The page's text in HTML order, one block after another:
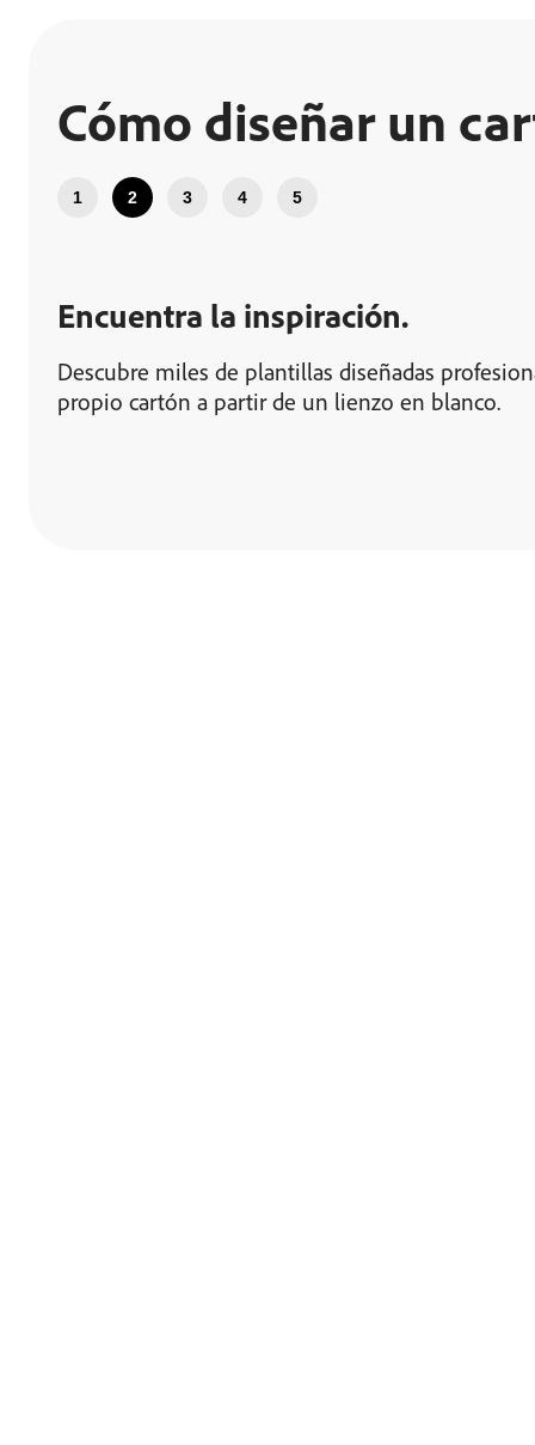
Cómo diseñar un
1 2 3 4 5
Encuentra la inspiración.
Descubre miles de plantillas diseñadas
propio cartón a partir de un lienzo en blanco.